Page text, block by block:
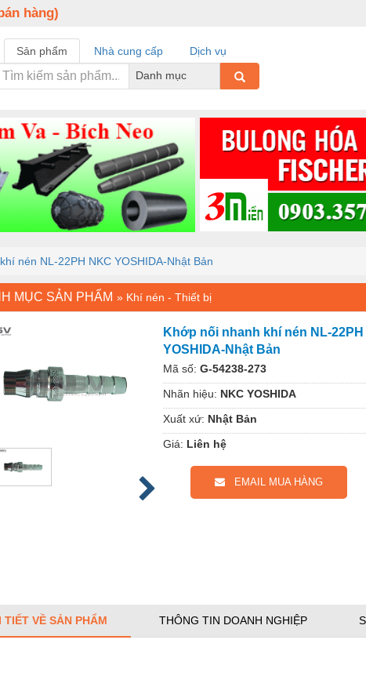
hàng)
Sản phẩm Nhà cung cấp
Dịch vụ
Danh mục
nén NL-22PH NKC YOSHIDA-Nhật Bản
MỤC SẢN PHẨM » Khí nén - Thiết bị
Khớp nối nhanh khí nén NL-22PH
YOSHIDA-Nhật Bản
Mã số: G-54238-273
Nhãn hiệu: NKC YOSHIDA
Xuất xứ: Nhật Bản
Giá: Liên hệ
EMAIL MUA HÀNG
TIẾT VỀ SẢN PHẨM THÔNG TIN DOANH NGHIỆP